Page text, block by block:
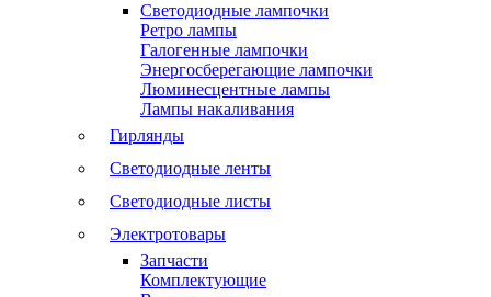
Светодиодные лампочки
Ретро лампы
Галогенные лампочки
Энергосберегающие лампочки
Люминесцентные лампы
Лампы накаливания
Гирлянды
Светодиодные ленты
Светодиодные листы
Электротовары
Запчасти
Комплектующие